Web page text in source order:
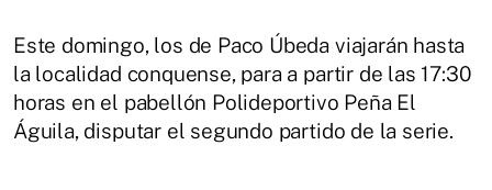
Este domingo, los de Paco Úbeda viajarán hasta
la localidad conquense, para a partir de las 17:30
horas en el pabellón Polideportivo Peña El
Águila, disputar el segundo partido de la serie.